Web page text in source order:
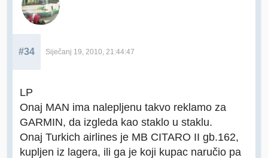
#34 Siječanj 19, 2010, 21:44:47
LP
Onaj MAN ima nalepljenu takvo reklamo za
GARMIN, da izgleda kao staklo u staklu.
Onaj Turkich airlines je MB CITARO II gb.162,
kupljen iz lagera, ili ga je koji kupac naručio pa